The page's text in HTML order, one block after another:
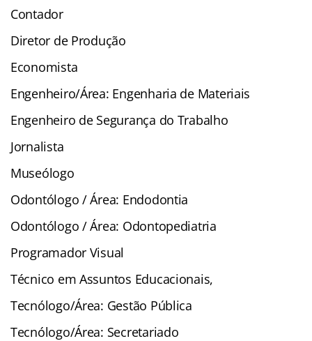
Contador
Diretor de Produção
Economista
Engenheiro/Área: Engenharia de Materiais
Engenheiro de Segurança do Trabalho
Jornalista
Museólogo
Odontólogo / Área: Endodontia
Odontólogo / Área: Odontopediatria
Programador Visual
Técnico em Assuntos Educacionais,
Tecnólogo/Área: Gestão Pública
Tecnólogo/Área: Secretariado